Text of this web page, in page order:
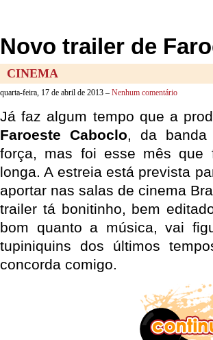
Novo trailer de
CINEMA
quarta-feira, 17 de abril de 2013 – Nenhum comentário
Já faz algum tempo que a
Faroeste Caboclo, da banda
força, mas foi esse mês que
longa. A estreia está prevista
aportar nas salas de cinema
trailer tá bonitinho, bem
bom quanto a música, vai
tupiniquins dos últimos
concorda comigo.